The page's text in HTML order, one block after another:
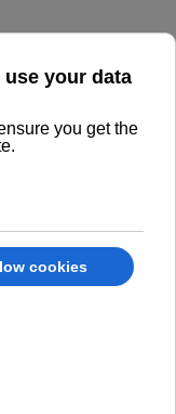
OFFSET